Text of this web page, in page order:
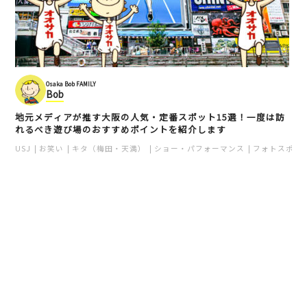
Osaka Bob FAMILY
Bob
地元メディアが推す大阪の人気・定番スポット15選！一度は訪
れるべき遊び場のおすすめポイントを紹介します
USJ お笑い キタ（梅田・天満） ショー・パフォーマンス フォトスポッ